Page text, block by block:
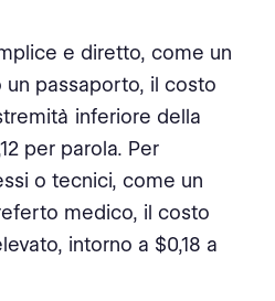
e diretto, come un
passaporto, il costo
inferiore della
per parola. Per
o tecnici, come un
medico, il costo
intorno a $0,18 a